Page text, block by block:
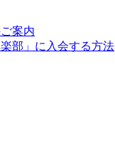
案内
部」に入会する方法